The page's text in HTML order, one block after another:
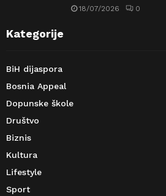
18/07/2026 0
Kategorije
BiH dijaspora
Bosnia Appeal
Dopunske škole
Društvo
Biznis
Kultura
Lifestyle
Sport